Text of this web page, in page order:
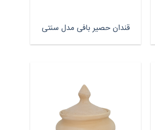
قندان حصیر بافی مدل سنتی